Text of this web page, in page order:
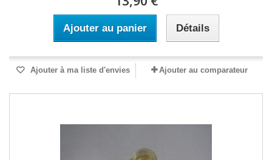
Ajouter au panier Détails
Ajouter à ma liste d'envies Ajouter au comparateur